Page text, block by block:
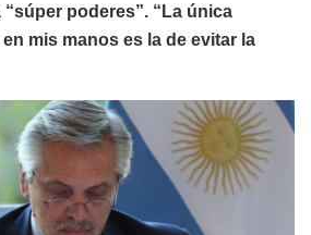
poderes”. “La única
mis manos es la de evitar la